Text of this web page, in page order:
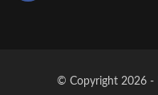
© Copyright 2026 -